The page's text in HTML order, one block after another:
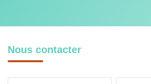
Nous contacter